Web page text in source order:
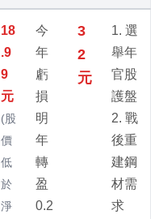
18
.9
9
元
(股
價
低
於
淨
今
年
虧
損
明
年
轉
盈
0.2
3
2
元
1. 選
舉年
官股
護盤
2. 戰
後重
建鋼
材需
求